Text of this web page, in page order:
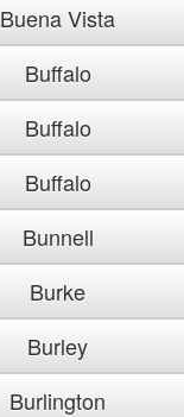
Buena Vista
Buffalo
Buffalo
Buffalo
Bunnell
Burke
Burley
Burlington